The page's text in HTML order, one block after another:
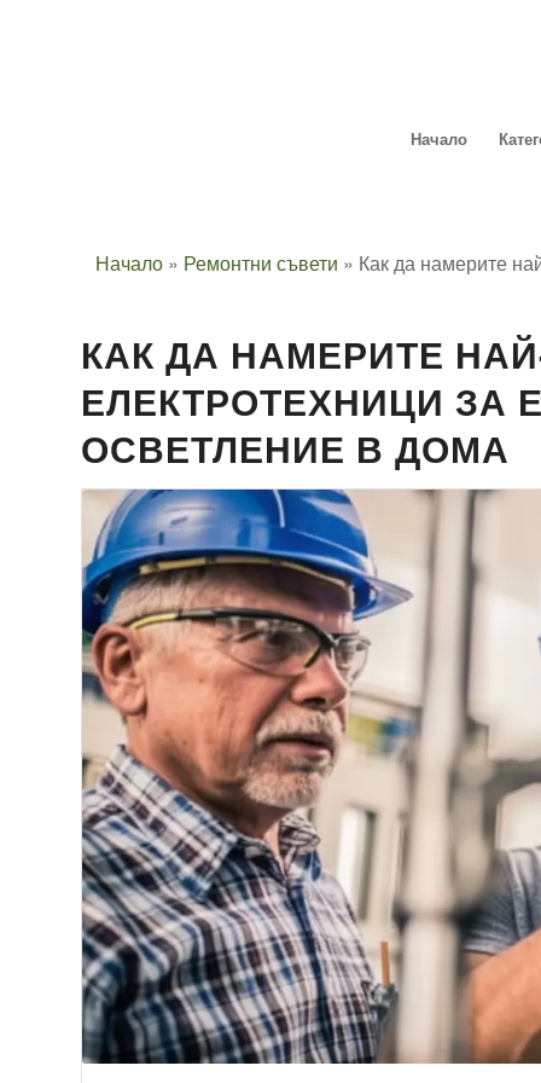
Начало
Начало» Ремонтни съвети » Как да намерите
КАК ДА НАМЕРИТЕ
ЕЛЕКТРОТЕХНИЦИ ЗА
ОСВЕТЛЕНИЕ В ДОМА